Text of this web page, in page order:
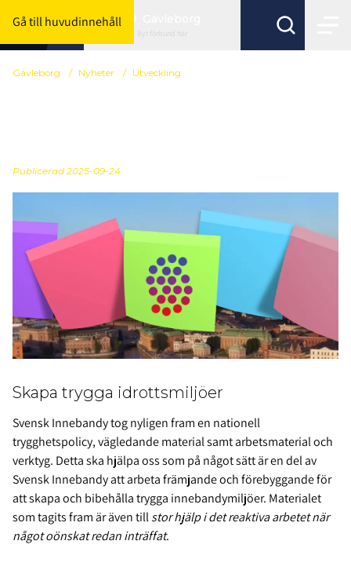
Gå till huvudinnehåll
Byt förbund här
Gävleborg / Nyheter / Utveckling
Publicerad 2025-09-24
Skapa trygga idrottsmiljöer
Svensk Innebandy tog nyligen fram en nationell
trygghetspolicy, vägledande material samt arbetsmaterial och
verktyg. Detta ska hjälpa oss som på något sätt är en del av
Svensk Innebandy att arbeta främjande och förebyggande för
att skapa och bibehålla trygga innebandymiljöer. Materialet
som tagits fram är även tillstor hjälp i det reaktiva arbetet när
något oönskat redan inträffat.